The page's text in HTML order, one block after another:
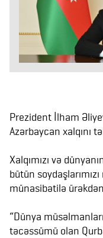
Prezident İlham
Azərbaycan xalqını
Xalqımızı və
bütün
münasibətilə
“Dünya
təcəssümü olan